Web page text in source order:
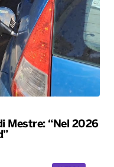
Mestre: “Nel 2026